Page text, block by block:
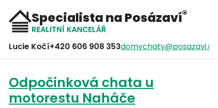
Specialista na Posázaví®
REALITNÍ KANCELÁŘ
Lucie Kočí+420 606 908 353
Odpočinková chata u
motorestu Naháče